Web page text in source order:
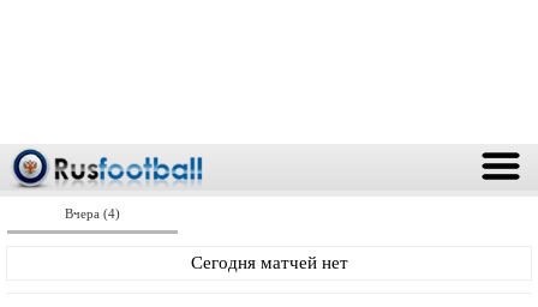
Вчера (4)
Сегодня матчей нет